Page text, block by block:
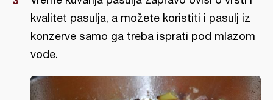
kvalitet pasulja, a možete koristiti i pasulj iz
konzerve samo ga treba isprati pod mlazom
vode.